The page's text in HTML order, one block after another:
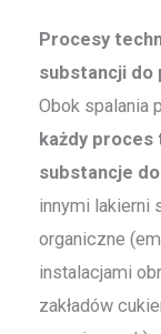
Procesy
substancji do
Obok spalania
każdy proces
substancje
innymi lakierni
organiczne
instalacjami
zakładów